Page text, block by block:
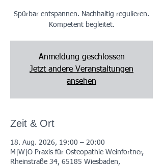
Spürbar entspannen. Nachhaltig regulieren.
Kompetent begleitet.
Anmeldung geschlossen
Jetzt andere Veranstaltungen
ansehen
Zeit & Ort
18. Aug. 2026, 19:00 – 20:00
M|W|O Praxis für Osteopathie Weinfortner,
Rheinstraße 34, 65185 Wiesbaden,